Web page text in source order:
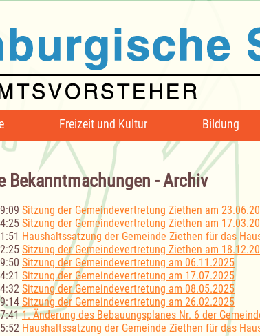
Freizeit und Kultur Bildung
Bekanntmachungen - Archiv
Sitzung der Gemeindevertretung Ziethen am
Sitzung der Gemeindevertretung Ziethen am
Haushaltssatzung der Gemeinde Ziethen für das
Sitzung der Gemeindevertretung Ziethen am
Sitzung der Gemeindevertretung am 06.11.2025
Sitzung der Gemeindevertretung am 17.07.2025
Sitzung der Gemeindevertretung am 08.05.2025
Sitzung der Gemeindevertretung am 26.02.2025
1. Änderung des Bebauungsplanes Nr. 6 der
Haushaltssatzung der Gemeinde Ziethen für das